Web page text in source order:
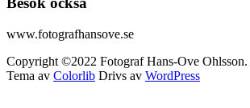
www.fotografhansove.se
Copyright ©2022 Fotograf Hans-Ove Ohlsson.
Tema av Colorlib Drivs av WordPress